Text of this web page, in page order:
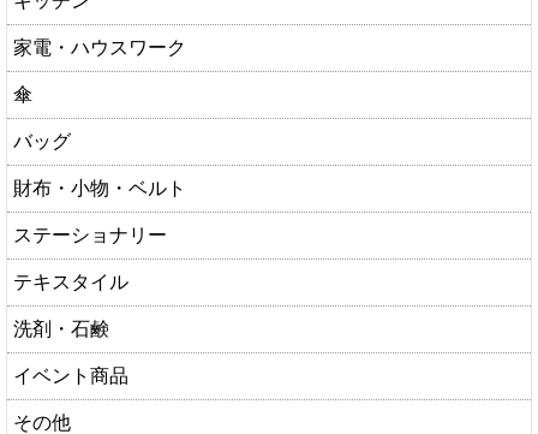
家電・ハウスワーク
傘
バッグ
財布・小物・ベルト
ステーショナリー
テキスタイル
洗剤・石鹸
イベント商品
その他